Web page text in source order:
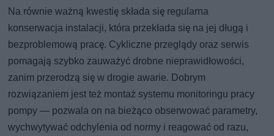
Na równie ważną kwestię składa się regularna
konserwacja instalacji, która przekłada się na jej długą i
bezproblemową pracę. Cykliczne przeglądy oraz serwis
pomagają szybko zauważyć drobne nieprawidłowości,
zanim przerodzą się w drogie awarie. Dobrym
rozwiązaniem jest też montaż systemu monitoringu pracy
pompy — pozwala on na bieżąco obserwować parametry,
wychwytywać odchylenia od normy i reagować od razu,